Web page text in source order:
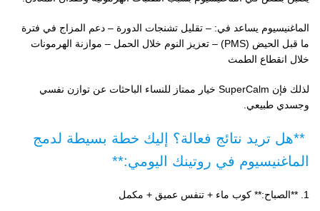
الماغنيسيوم يساعد في: – تقليل تشنجات الدورة – دعم المزاج في فترة
ما قبل الحيض (PMS) – تعزيز النوم خلال الحمل – موازنة الهرمونات
خلال انقطاع الطمث
لذلك فإن SuperCalm خيار ممتاز للنساء الباحثات عن توازن نفسي
وجسدي طبيعي.
️ **هل تريد نتائج فعالة؟ إليك خطة بسيطة لدمج
الماغنيسيوم في روتينك اليومي:**
1. **الصباح:** كوب ماء + تنفس عميق + مكمل